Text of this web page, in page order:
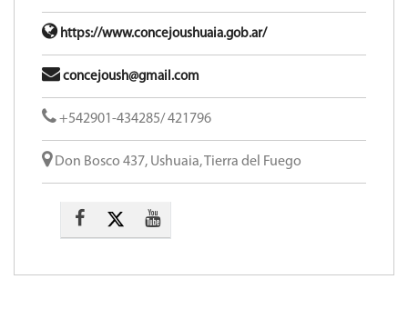
https://www.concejoushuaia.gob.ar/
concejoush@gmail.com
+542901-434285/ 421796
Don Bosco 437, Ushuaia, Tierra del Fuego